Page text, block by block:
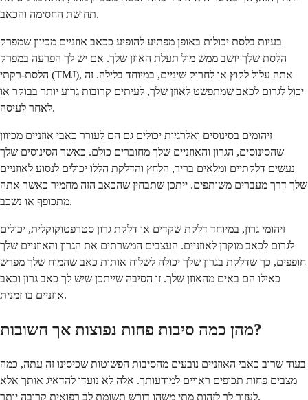
תחושת החסימה והכאב.
בעיות בלסת יכולות באופן מפתיע להופיע ככאב אוזניים מכיוון שמפרק
הלסת שלך יושב ממש מול תעלת האוזן שלך. אם יש לך הפרעה במפרק
הלסת-רקתי (TMJ), אתה עלול לקוץ או לחרוק שיניים, במיוחד בלילה. זה
יכול לגרום לכאב שמתפשט לאוזן שלך, לעיתים קרובות גרוע יותר בבוקר או
לאחר לעיסה.
זיהומים בסינוסים ואלרגיות יכולים גם הם לעורר כאבי אוזניים מכיוון
שהסינוסים, הגרון והאוזניים שלך מחוברים כולם. כאשר הסינוסים שלך
נעשים דלקתיים ומלאים בריר, הלחץ והדלקת הללו יכולים לנסוע לאוזניים
שלך דרך מעברים משותפים. ייתכן שתבחין שהכאב הזה מחמיר כאשר אתה
מתכופף או נשכב.
זיהומי גרון, במיוחד דלקת שקדים או דלקת גרון סטרפטוקוקלית, יכולים
לגרום לכאב מוקרן לאוזניים. העצבים המשרתים את הגרון והאוזניים שלך
חופפים, כך שדלקת בגרון שלך יכולה לשלוח אותות כאב שהמוח שלך מפרש
כאילו הם באים מהאוזן שלך. זו הסיבה שייתכן שיש לך כאב גרון וכאב
אוזניים בו זמנית.
מהן כמה סיבות פחות נפוצות אך חשובות?
בעוד שרוב כאבי האוזניים נובעים מהסיבות הפשוטות שכיסינו זה עתה, כמה
מצבים פחות תכופים ראויים למודעותך. אלה לא נועדו להדאיג אותך אלא
לעזור לך לזהות מתי משהו דורש תשומת לב רפואית קרובה יותר.